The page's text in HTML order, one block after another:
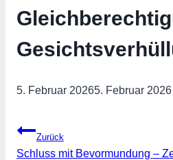
5. Februar 20265. Februar 2026
Beitragsnavigation
Zurück
Schluss mit Bevormundung –